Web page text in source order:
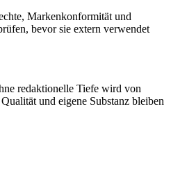
Markenkonformität und
bevor sie extern verwendet
redaktionelle Tiefe wird von
und eigene Substanz bleiben